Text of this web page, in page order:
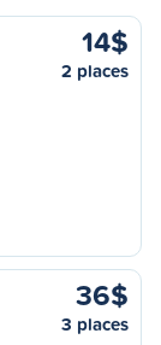
14$
2 places
36$
3 places